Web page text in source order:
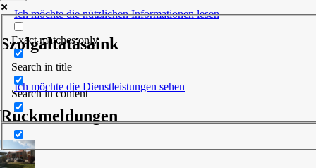
Exact matches only
Search in title
Search in content
Ich möchte die nützlichen Informationen lesen
Szolgáltatásaink
Ich möchte die Dienstleistungen sehen
Rückmeldungen